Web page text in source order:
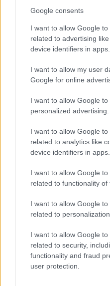
Google consents
I want to allow Google
related to advertising
device identifiers in apps.
I want to allow my user
Google for online
I want to allow Google to
personalized advertising.
I want to allow Google
related to analytics like
device identifiers in apps.
I want to allow Google
related to functionality of
I want to allow Google
related to personalization.
I want to allow Google
related to security,
functionality and fraud
user protection.
Ricevi le
daGoogle
Condividi l'articolo
F
a
ce
b
o
o
k
T
w
it
te
r
Pi
n
te
re
st
h
at
s
A
p
NOTIZIE RECENTI